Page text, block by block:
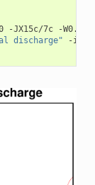
-JX15c/7c
-
discharge"
-